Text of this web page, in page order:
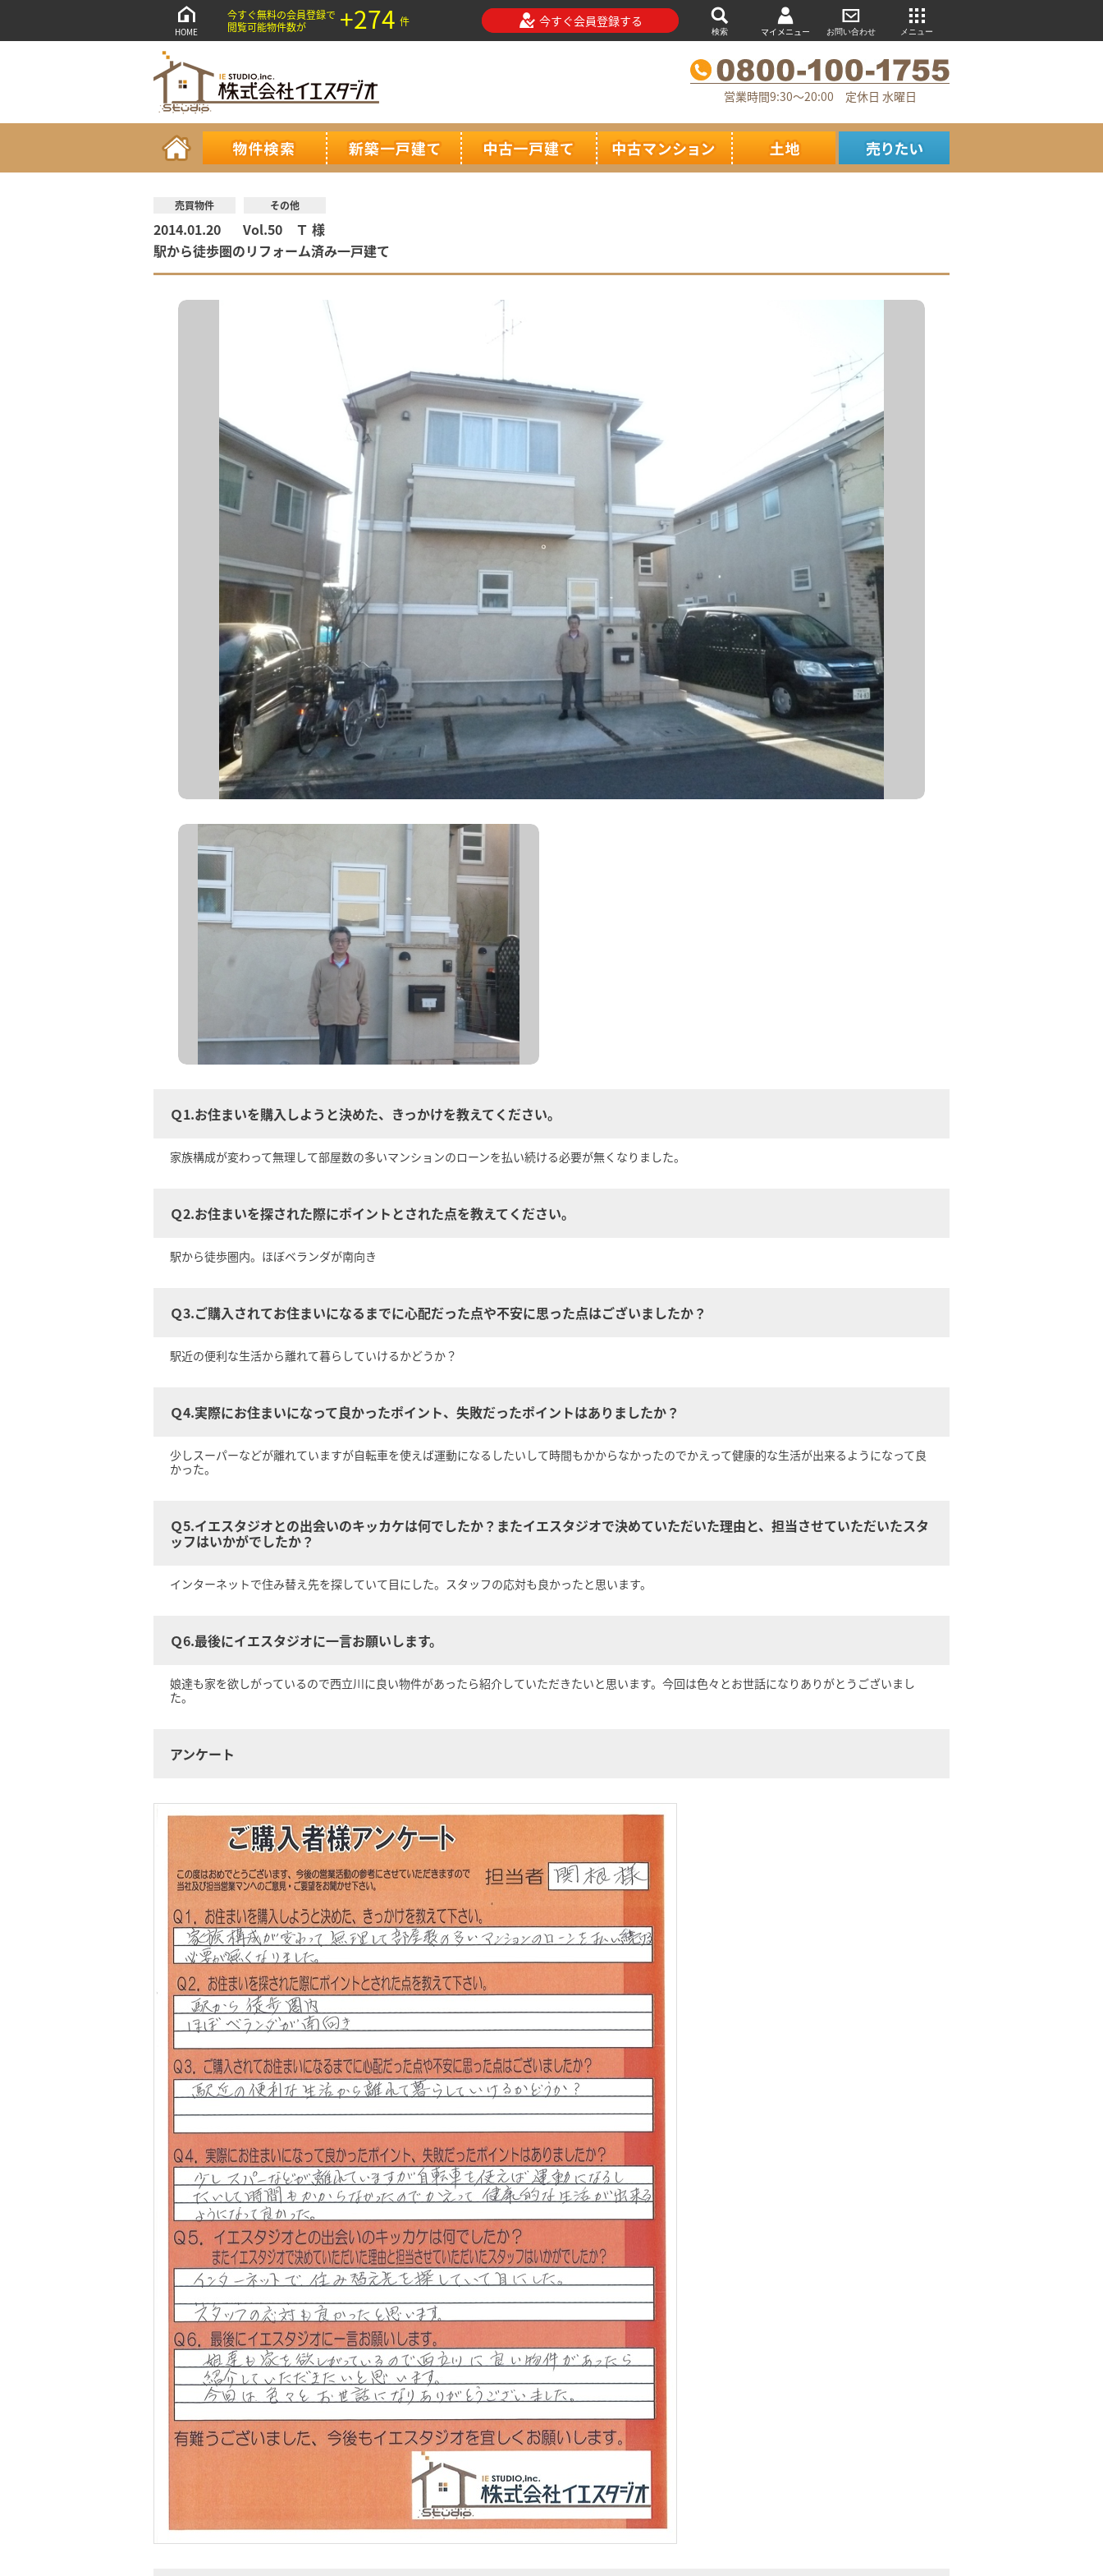
HOME
今すぐ無料の会員登録で
閲覧可能物件数が
+274 件 今すぐ会員登録する
検索 マイメニュー お問い合わせ メニュー
営業時間9:30～20:00 定休日 水曜日
売買物件 その他
2014.01.20
Vol.50 Ｔ 様
駅から徒歩圏のリフォーム済み一戸建て
Ｑ1.お住まいを購入しようと決めた、きっかけを教えてください。
家族構成が変わって無理して部屋数の多いマンションのローンを払い続ける必要が無くなりました。
Ｑ2.お住まいを探された際にポイントとされた点を教えてください。
駅から徒歩圏内。ほぼベランダが南向き
Ｑ3.ご購入されてお住まいになるまでに心配だった点や不安に思った点はございましたか？
駅近の便利な生活から離れて暮らしていけるかどうか？
Ｑ4.実際にお住まいになって良かったポイント、失敗だったポイントはありましたか？
少しスーパーなどが離れていますが自転車を使えば運動になるしたいして時間もかからなかったのでかえって健康的な生活が出来るようになって良
かった。
Ｑ5.イエスタジオとの出会いのキッカケは何でしたか？またイエスタジオで決めていただいた理由と、担当させていただいたスタ
ッフはいかがでしたか？
インターネットで住み替え先を探していて目にした。スタッフの応対も良かったと思います。
Ｑ6.最後にイエスタジオに一言お願いします。
娘達も家を欲しがっているので西立川に良い物件があったら紹介していただきたいと思います。今回は色々とお世話になりありがとうございまし
た。
アンケート